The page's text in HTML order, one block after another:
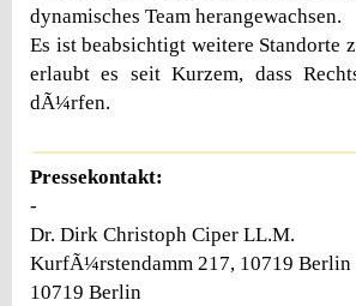
dynamisches Team herangewachsen.
Es ist beabsichtigt weitere Standorte
erlaubt es seit Kurzem, dass
dÃ¼rfen.
Pressekontakt:
-
Dr. Dirk Christoph Ciper LL.M.
KurfÃ¼rstendamm 217, 10719 Berlin
10719 Berlin